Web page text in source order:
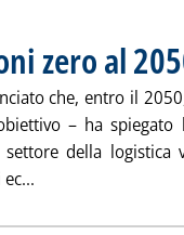
zero al
che, entro il
– ha spiegato
della logistica